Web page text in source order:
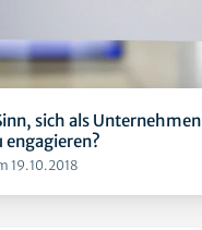
sich als Unternehmen
engagieren?
19.10.2018